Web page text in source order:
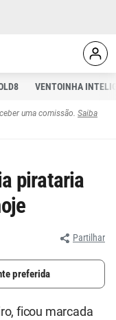
VENTOINHA
uma comissão. Saiba
pirataria
Partilhar
preferida
ficou marcada